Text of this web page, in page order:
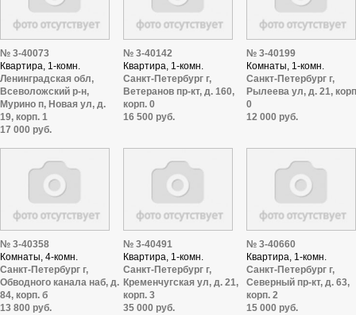
№ 3-40073
Квартира, 1-комн.
Ленинградская обл,
Всеволожский р-н,
Мурино п, Новая ул, д.
19, корп. 1
17 000 руб.
№ 3-40142
Квартира, 1-комн.
Санкт-Петербург г,
Ветеранов пр-кт, д. 160,
корп. 0
16 500 руб.
№ 3-40199
Комнаты, 1-комн.
Санкт-Петербург г,
Рылеева ул, д. 21,
0
12 000 руб.
№ 3-40358
Комнаты, 4-комн.
Санкт-Петербург г,
Обводного канала наб, д.
84, корп. б
13 800 руб.
№ 3-40491
Квартира, 1-комн.
Санкт-Петербург г,
Кременчугская ул, д. 21,
корп. 3
35 000 руб.
№ 3-40660
Квартира, 1-комн.
Санкт-Петербург г,
Северный пр-кт, д. 63,
корп. 2
15 000 руб.